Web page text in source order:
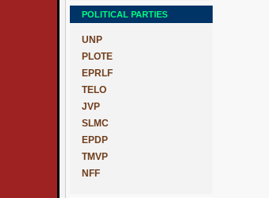
POLITICAL PARTIES
UNP
PLOTE
EPRLF
TELO
JVP
SLMC
EPDP
TMVP
NFF